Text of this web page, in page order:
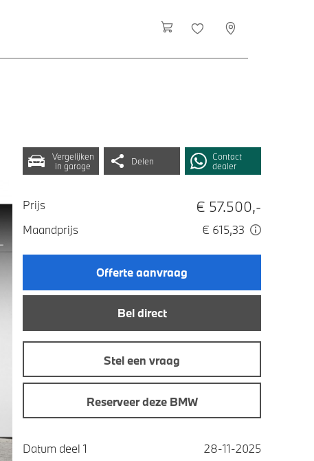
Vergelijken
in garage
Delen
Contact
dealer
Prijs € 57.500,-
Maandprijs € 615,33
Offerte aanvraag
Bel direct
Stel een vraag
Reserveer deze BMW
Datum deel 1 28-11-2025